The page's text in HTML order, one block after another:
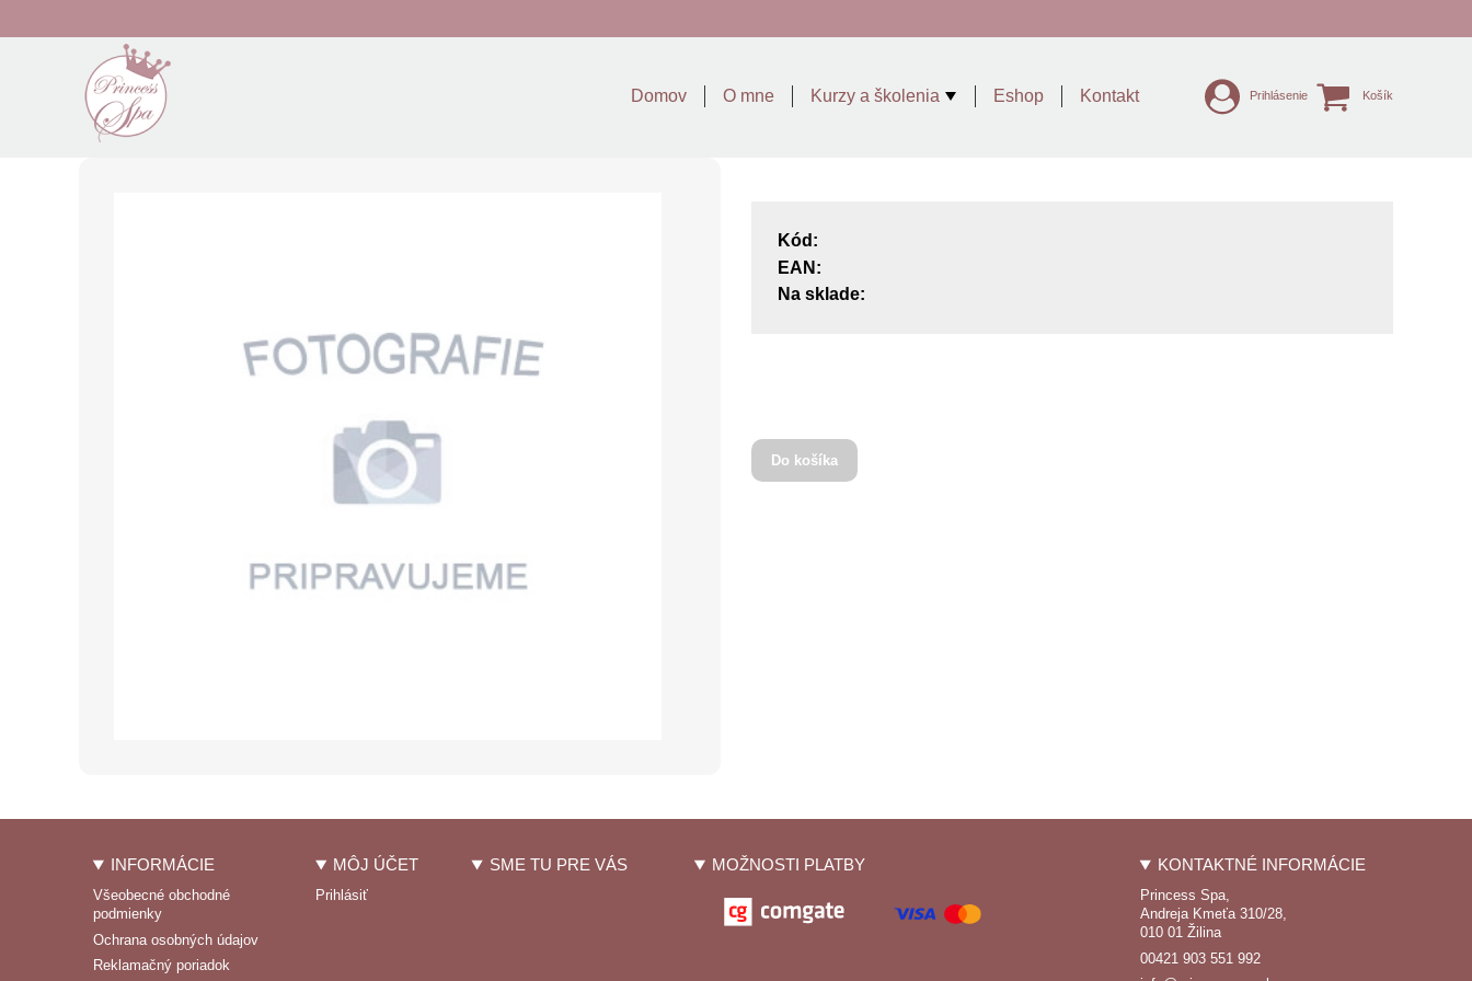
Domov O mne Kurzy a školenia Eshop Kontakt Prihlásenie Košík
Kód:
EAN:
Na sklade:
Do košíka
INFORMÁCIE
Všeobecné obchodné
podmienky
Ochrana osobných údajov
Reklamačný poriadok
MÔJ ÚČET
Prihlásiť
SME TU PRE VÁS MOŽNOSTI PLATBY KONTAKTNÉ INFORMÁCIE
Princess Spa,
Andreja Kmeťa 310/28,
010 01 Žilina
00421 903 551 992